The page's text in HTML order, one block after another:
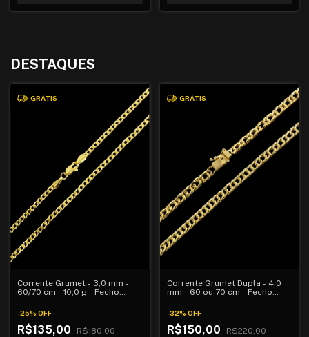
DESTAQUES
GRÁTIS
Corrente Grumet - 3,0 mm -
60/70 cm - 10,0 g - Fecho
-25% OFF
R$135,00
R$180,00
GRÁTIS
Corrente Grumet Dupla - 4,0
mm - 60 ou 70 cm - Fecho
-32% OFF
R$150,00
R$220,00